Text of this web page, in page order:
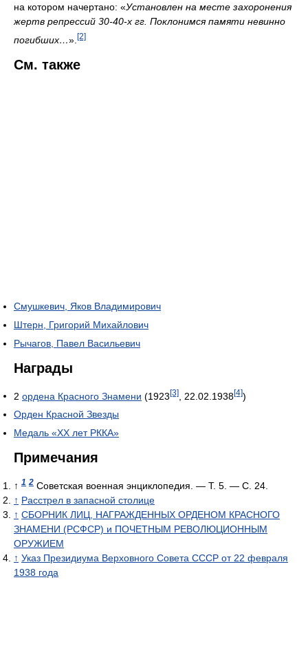
на котором начертано: «Установлен на месте захоронения
жертв репрессий 30-40-х гг. Поклонимся памяти невинно
погибших…». [2]
См. также
Смушкевич, Яков Владимирович
Штерн, Григорий Михайлович
Рычагов, Павел Васильевич
Награды
2 ордена Красного Знамени (1923[3] , 22.02.1938[4])
Орден Красной Звезды
Медаль «XX лет РККА»
Примечания
↑ 1 2 Советская военная энциклопедия. — Т. 5. — С. 24.
↑ Расстрел в запасной столице
↑ СБОРНИК ЛИЦ, НАГРАЖДЕННЫХ ОРДЕНОМ КРАСНОГО
ЗНАМЕНИ (РСФСР) и ПОЧЕТНЫМ РЕВОЛЮЦИОННЫМ
ОРУЖИЕМ
↑ Указ Президиума Верховного Совета СССР от 22 февраля
1938 года